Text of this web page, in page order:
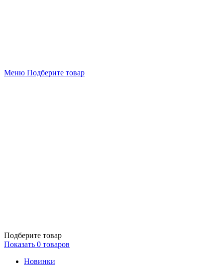
Меню Подберите товар
Подберите товар
Показать 0 товаров
Новинки